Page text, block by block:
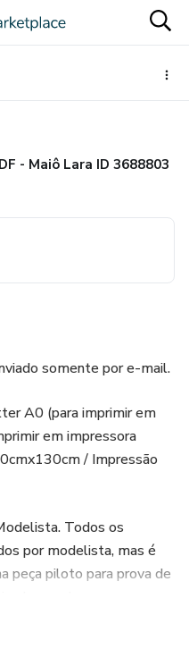
- Maiô Lara ID 3688803
somente por e-mail.
A0 (para imprimir em
em impressora
/ Impressão
Todos os
por modelista, mas é
peça piloto para prova de